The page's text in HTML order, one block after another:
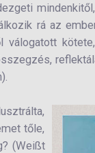
rá az
válogatott
tőle,
(Weißt